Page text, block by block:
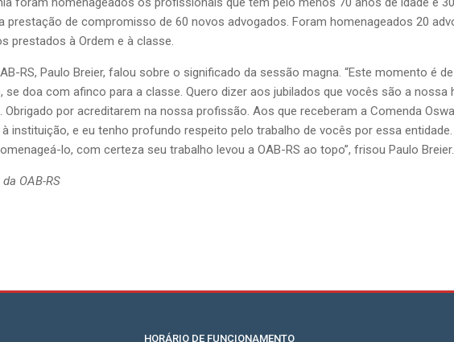
prestação de compromisso de 60 novos advogados. Foram homenageados 20
prestados à Ordem e à classe.
RS, Paulo Breier, falou sobre o significado da sessão magna. “Este momento é
se doa com afinco para a classe. Quero dizer aos jubilados que vocês são a
Obrigado por acreditarem na nossa profissão. Aos que receberam a Comenda
instituição, e eu tenho profundo respeito pelo trabalho de vocês por essa
lo, com certeza seu trabalho levou a OAB-RS ao topo”, frisou Paulo Breier.
OAB-RS
HORÁRIO DE FUNCIONAMENTO